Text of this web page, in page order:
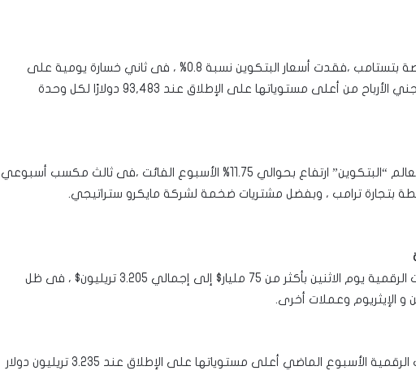
•عند التسوية يوم الأحد على بورصة بتستامب ،فقدت أسعار البتكوين نسبة 0.8% ، فى ثاني خسارة يومية على
التوالي ،ضمن عمليات التصحيح وجني الأرباح من أعلى مستوياتها على الإطلاق عند 93,483 دولارًا لكل وحدة
•حققت أكبر عملة مشفرة فى العالم “البتكوين” ارتفاع بحوالي 11.75% الأسبوع الفائت ،فى ثالث مكسب أسبوعي
بتجارة ترامب ، وبفضل مشتريات ضخمة لشركة مايكرو ستراتيجي.
•ارتفعت القيمة السوقية للعملات الرقمية يوم الاثنين بأكثر من 75 مليار$ إلى إجمالي 3.205 تريليون$ ، فى ظل
و الإيثريوم وعملات أخرى.
•سجلت القيمة السوقية للعملات الرقمية الأسبوع الماضي أعلى مستوياتها على الإطلاق عند 3.235 تريليون دولار